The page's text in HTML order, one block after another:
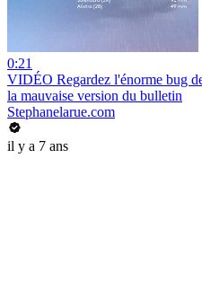
0:21
VIDÉO Regardez l'énorme bug
la mauvaise version du bulletin
Stephanelarue.com
il y a 7 ans